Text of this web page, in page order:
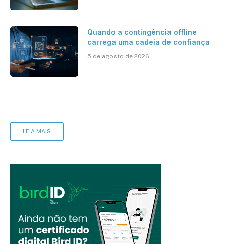
Quando a contingência offline
carrega uma cadeia de confiança
5 de agosto de 2026
LEIA MAIS